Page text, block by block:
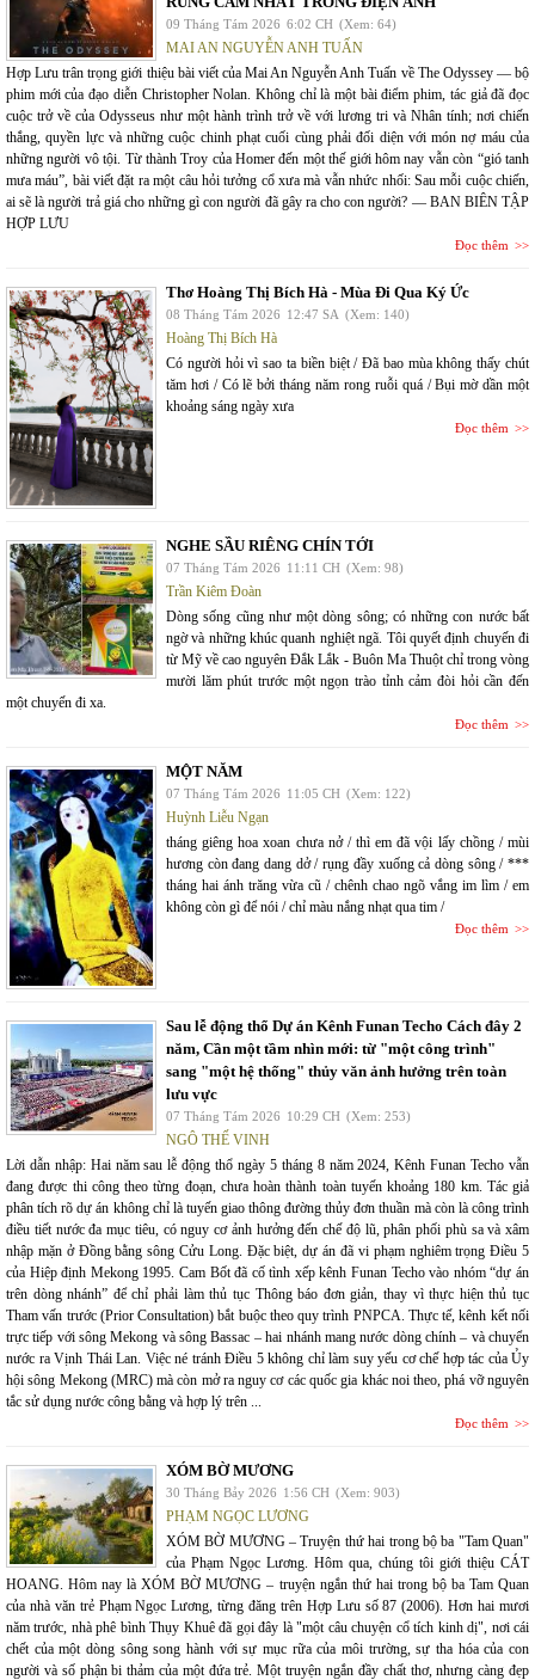
09 Tháng Tám 2026 6:02 CH (Xem: 64)
MAI AN NGUYỄN ANH TUẤN
Hợp Lưu trân trọng giới thiệu bài viết của Mai An Nguyễn Anh Tuấn về The Odyssey — bộ
phim mới của đạo diễn Christopher Nolan. Không chỉ là một bài điểm phim, tác giả đã đọc
cuộc trở về của Odysseus như một hành trình trở về với lương tri và Nhân tính; nơi chiến
thắng, quyền lực và những cuộc chinh phạt cuối cùng phải đối diện với món nợ máu của
những người vô tội. Từ thành Troy của Homer đến một thế giới hôm nay vẫn còn “gió tanh
mưa máu”, bài viết đặt ra một câu hỏi tưởng cổ xưa mà vẫn nhức nhối: Sau mỗi cuộc chiến,
ai sẽ là người trả giá cho những gì con người đã gây ra cho con người? — BAN BIÊN TẬP
HỢP LƯU
Đọc thêm
Thơ Hoàng Thị Bích Hà - Mùa Đi Qua Ký Ức
08 Tháng Tám 2026 12:47 SA (Xem: 140)
Hoàng Thị Bích Hà
Có người hỏi vì sao ta biền biệt / Đã bao mùa không thấy chút
tăm hơi / Có lẽ bởi tháng năm rong ruỗi quá / Bụi mờ dần một
khoảng sáng ngày xưa
Đọc thêm
NGHE SẦU RIÊNG CHÍN TỚI
07 Tháng Tám 2026 11:11 CH (Xem: 98)
Trần Kiêm Đoàn
Dòng sống cũng như một dòng sông; có những con nước bất
ngờ và những khúc quanh nghiệt ngã. Tôi quyết định chuyến đi
từ Mỹ về cao nguyên Đắk Lắk - Buôn Ma Thuột chỉ trong vòng
mười lăm phút trước một ngọn trào tỉnh cảm đòi hỏi cần đến
một chuyến đi xa.
Đọc thêm
MỘT NĂM
07 Tháng Tám 2026 11:05 CH (Xem: 122)
Huỳnh Liễu Ngạn
tháng giêng hoa xoan chưa nở / thì em đã vội lấy chồng / mùi
hương còn đang dang dở / rụng đầy xuống cả dòng sông / ***
tháng hai ánh trăng vừa cũ / chênh chao ngõ vắng im lìm / em
không còn gì để nói / chỉ màu nắng nhạt qua tim /
Đọc thêm
Sau lễ động thổ Dự án Kênh Funan Techo Cách đây 2
năm, Cần một tầm nhìn mới: từ "một công trình"
sang "một hệ thống" thủy văn ảnh hưởng trên toàn
lưu vực
07 Tháng Tám 2026 10:29 CH (Xem: 253)
NGÔ THẾ VINH
Lời dẫn nhập: Hai năm sau lễ động thổ ngày 5 tháng 8 năm 2024, Kênh Funan Techo vẫn
đang được thi công theo từng đoạn, chưa hoàn thành toàn tuyến khoảng 180 km. Tác giả
phân tích rõ dự án không chỉ là tuyến giao thông đường thủy đơn thuần mà còn là công trình
điều tiết nước đa mục tiêu, có nguy cơ ảnh hưởng đến chế độ lũ, phân phối phù sa và xâm
nhập mặn ở Đồng bằng sông Cửu Long. Đặc biệt, dự án đã vi phạm nghiêm trọng Điều 5
của Hiệp định Mekong 1995. Cam Bốt đã cố tình xếp kênh Funan Techo vào nhóm “dự án
trên dòng nhánh” để chỉ phải làm thủ tục Thông báo đơn giản, thay vì thực hiện thủ tục
Tham vấn trước (Prior Consultation) bắt buộc theo quy trình PNPCA. Thực tế, kênh kết nối
trực tiếp với sông Mekong và sông Bassac – hai nhánh mang nước dòng chính – và chuyển
nước ra Vịnh Thái Lan. Việc né tránh Điều 5 không chỉ làm suy yếu cơ chế hợp tác của Ủy
hội sông Mekong (MRC) mà còn mở ra nguy cơ các quốc gia khác noi theo, phá vỡ nguyên
tắc sử dụng nước công bằng và hợp lý trên ...
Đọc thêm
XÓM BỜ MƯƠNG
30 Tháng Bảy 2026 1:56 CH (Xem: 903)
PHẠM NGỌC LƯƠNG
XÓM BỜ MƯƠNG – Truyện thứ hai trong bộ ba "Tam Quan"
của Phạm Ngọc Lương. Hôm qua, chúng tôi giới thiệu CÁT
HOANG. Hôm nay là XÓM BỜ MƯƠNG – truyện ngắn thứ hai trong bộ ba Tam Quan
của nhà văn trẻ Phạm Ngọc Lương, từng đăng trên Hợp Lưu số 87 (2006). Hơn hai mươi
năm trước, nhà phê bình Thụy Khuê đã gọi đây là "một câu chuyện cổ tích kinh dị", nơi cái
chết của một dòng sông song hành với sự mục rữa của môi trường, sự tha hóa của con
người và số phận bi thảm của một đứa trẻ. Một truyện ngắn đầy chất thơ, nhưng càng đẹp